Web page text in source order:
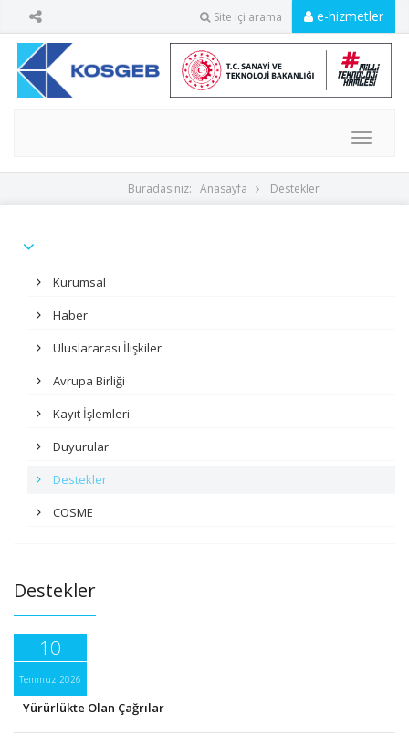
Site içi arama e-hizmetler
MENU
Buradasınız: Anasayfa Destekler
Kurumsal
Haber
Uluslararası İlişkiler
Avrupa Birliği
Kayıt İşlemleri
Duyurular
Destekler
COSME
Destekler
10
Temmuz 2026
Yürürlükte Olan Çağrılar